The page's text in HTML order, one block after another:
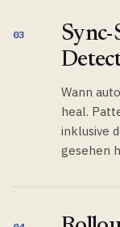
03
Wann
heal.
inklusive
gesehen